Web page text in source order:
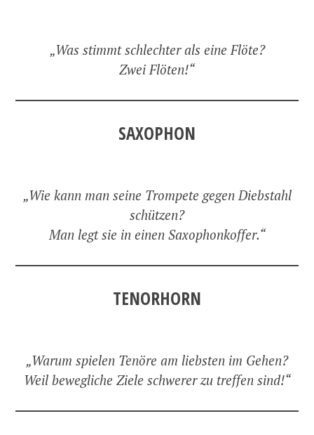
„Was stimmt schlechter als eine Flöte?
Zwei Flöten!“
SAXOPHON
„Wie kann man seine Trompete gegen Diebstahl
schützen?
Man legt sie in einen Saxophonkoffer.“
TENORHORN
„Warum spielen Tenöre am liebsten im Gehen?
Weil bewegliche Ziele schwerer zu treffen sind!“